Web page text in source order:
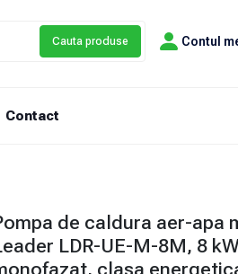
Cauta produse Contul
Contact
de caldura aer-apa
LDR-UE-M-8M, 8
clasa